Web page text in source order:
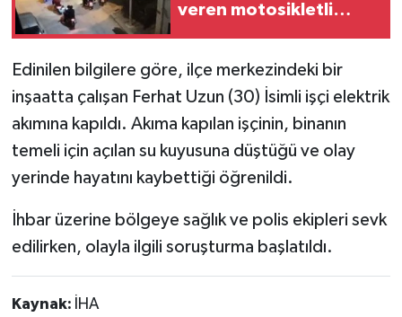
veren motosikletli
Edinilen bilgilere göre, ilçe merkezindeki bir
inşaatta çalışan Ferhat Uzun (30) İsimli işçi elektrik
akımına kapıldı. Akıma kapılan işçinin, binanın
temeli için açılan su kuyusuna düştüğü ve olay
yerinde hayatını kaybettiği öğrenildi.
İhbar üzerine bölgeye sağlık ve polis ekipleri sevk
edilirken, olayla ilgili soruşturma başlatıldı.
Kaynak: İHA